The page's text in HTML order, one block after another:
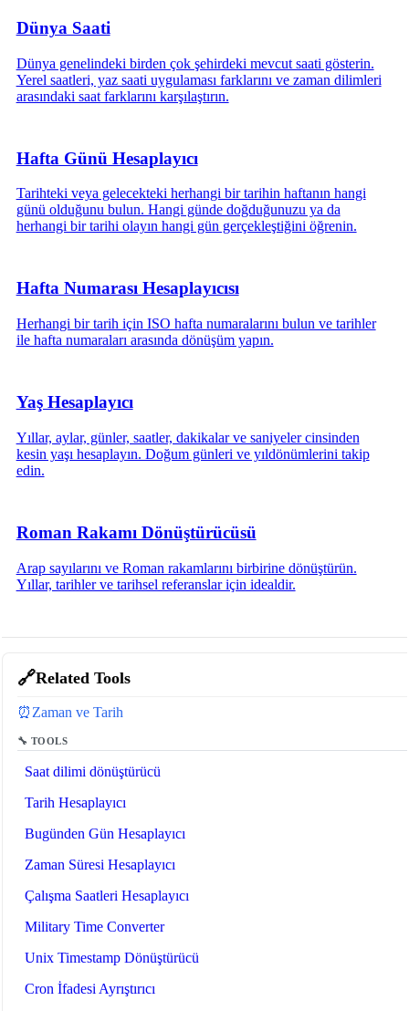
🔗Related Tools
⏰ Zaman ve Tarih
🔧 TOOLS
Saat dilimi dönüştürücü
Tarih Hesaplayıcı
Bugünden Gün Hesaplayıcı
Zaman Süresi Hesaplayıcı
Çalışma Saatleri Hesaplayıcı
Military Time Converter
Unix Timestamp Dönüştürücü
Cron İfadesi Ayrıştırıcı
Dünya Saati
Dünya genelindeki birden çok şehirdeki mevcut saati gösterin.
Yerel saatleri, yaz saati uygulaması farklarını ve zaman dilimleri
arasındaki saat farklarını karşılaştırın.
Hafta Günü Hesaplayıcı
Tarihteki veya gelecekteki herhangi bir tarihin haftanın hangi
günü olduğunu bulun. Hangi günde doğduğunuzu ya da
herhangi bir tarihi olayın hangi gün gerçekleştiğini öğrenin.
Hafta Numarası Hesaplayıcısı
Herhangi bir tarih için ISO hafta numaralarını bulun ve tarihler
ile hafta numaraları arasında dönüşüm yapın.
Yaş Hesaplayıcı
Yıllar, aylar, günler, saatler, dakikalar ve saniyeler cinsinden
kesin yaşı hesaplayın. Doğum günleri ve yıldönümlerini takip
edin.
Roman Rakamı Dönüştürücüsü
Arap sayılarını ve Roman rakamlarını birbirine dönüştürün.
Yıllar, tarihler ve tarihsel referanslar için idealdir.